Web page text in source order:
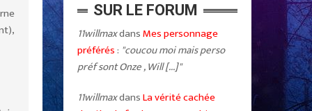
SUR LE FORUM
11willmaxdansMes personnage
préférés : "coucou moi mais perso
préf sont Onze , Will [...]"
11willmaxdansLa vérité cachée